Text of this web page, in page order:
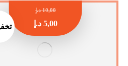
10,00 د.إ
5,00 د.إ